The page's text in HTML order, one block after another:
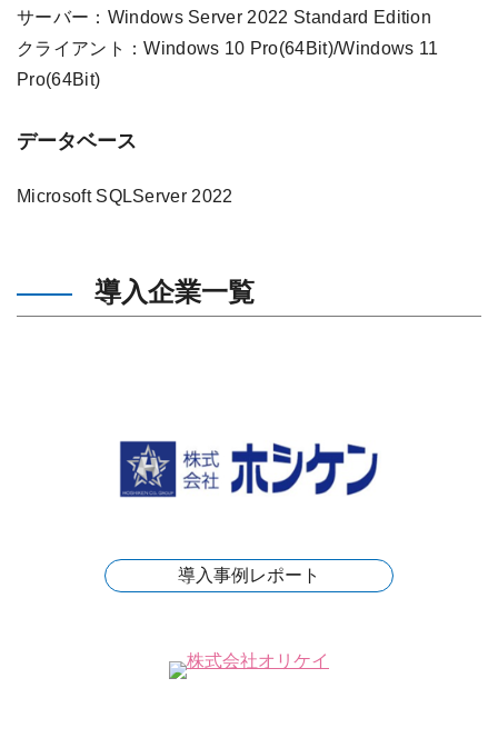
サーバー：Windows Server 2022 Standard Edition
クライアント：Windows 10 Pro(64Bit)/Windows 11
Pro(64Bit)
データベース
Microsoft SQLServer 2022
導入企業一覧
導入事例レポート